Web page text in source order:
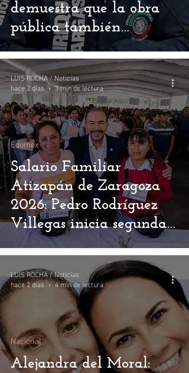
demuestra que la obra
pública también
construye confianza
Salario Familiar
Atizapán de Zaragoza
2026: Pedro Rodríguez
Villegas inicia segunda
entrega para 20 mil
Edomex
LUIS ROCHA / Noticias
hace 2 días
3 min de lectura
Alejandra del Moral:
Nacional
LUIS ROCHA / Noticias
hace 2 días
4 min de lectura